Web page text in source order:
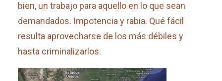
bien, un trabajo para aquello en lo que sean
demandados. Impotencia y rabia. Qué fácil
resulta aprovecharse de los más débiles y
hasta criminalizarlos.